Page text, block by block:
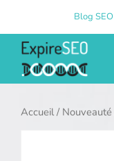
contenu
Blog SEO
Accueil/ Nouveauté